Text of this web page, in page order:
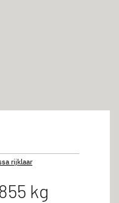
rijklaar
kg